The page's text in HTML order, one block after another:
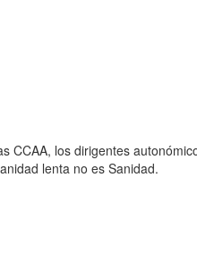
CCAA, los dirigentes
lenta no es Sanidad.